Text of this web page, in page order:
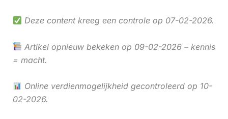
Deze content kreeg een controle op 07-02-2026.
Artikel opnieuw bekeken op 09-02-2026 – kennis
= macht.
Online verdienmogelijkheid gecontroleerd op 10-
02-2026.